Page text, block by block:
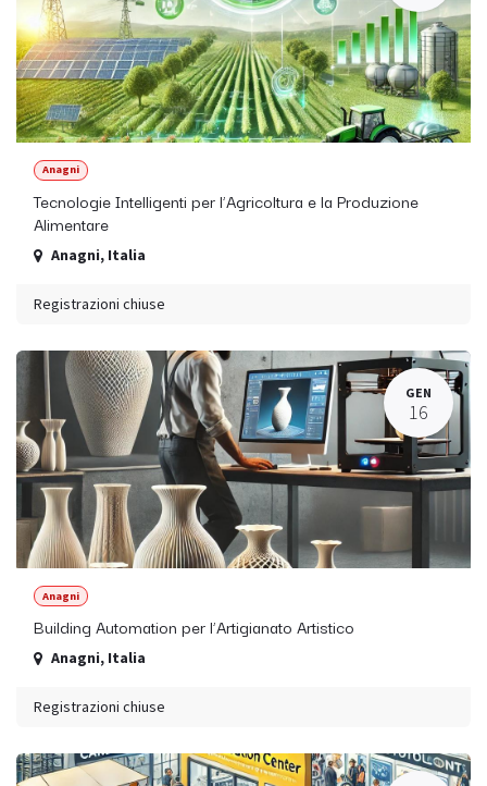
Anagni
Tecnologie Intelligenti per l’Agricoltura e la Produzione
Alimentare
Anagni, Italia
Registrazioni chiuse
GEN
16
Anagni
Building Automation per l’Artigianato Artistico
Anagni, Italia
Registrazioni chiuse